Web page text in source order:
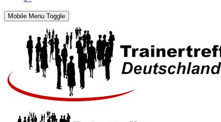
Mobile Menu Toggle